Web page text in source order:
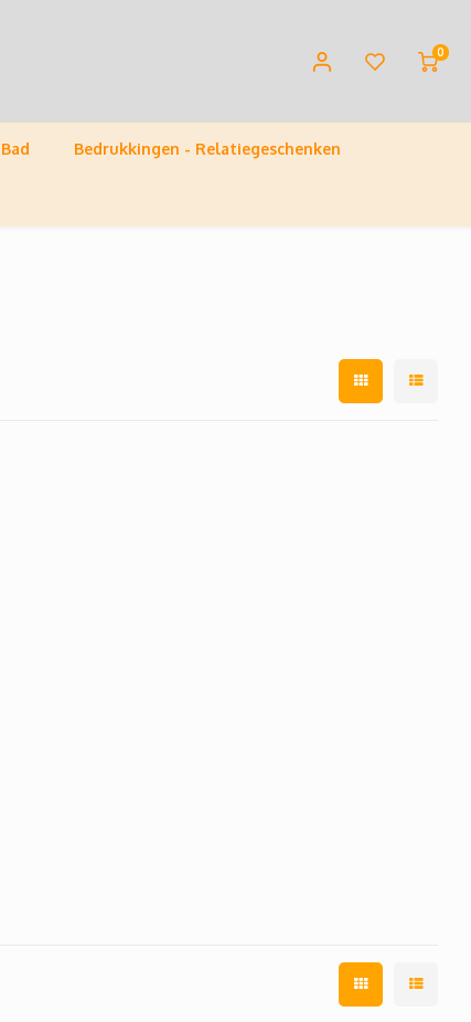
0
Bad Bedrukkingen - Relatiegeschenken